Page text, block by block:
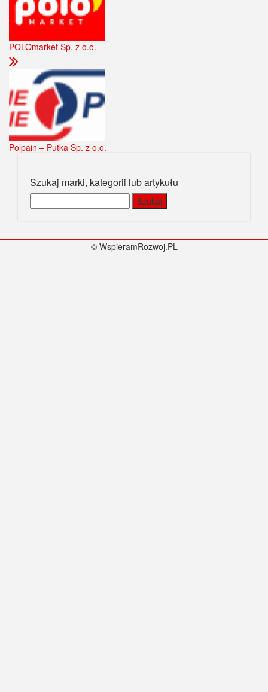
POLOmarket Sp. z o.o.
Polpain – Putka Sp. z o.o.
Szukaj marki, kategorii lub artykułu
© WspieramRozwoj.PL